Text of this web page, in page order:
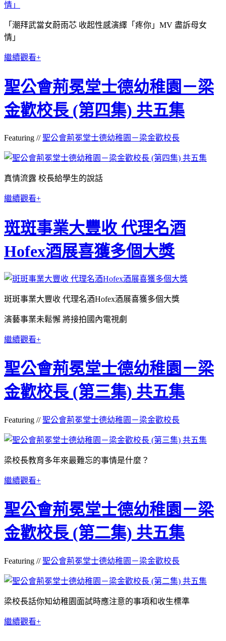
「潮拜武當女蔚雨芯 收起性感演繹「疼你」MV 盡訴母女
情」
繼續觀看+
聖公會荊冕堂士德幼稚園－梁
金歡校長 (第四集) 共五集
Featuring //聖公會荊冕堂士德幼稚園－梁金歡校長
真情流露 校長給學生的說話
繼續觀看+
斑斑事業大豐收 代理名酒
Hofex酒展喜獲多個大獎
斑斑事業大豐收 代理名酒Hofex酒展喜獲多個大獎
演藝事業未鬆懈 將接拍國內電視劇
繼續觀看+
聖公會荊冕堂士德幼稚園－梁
金歡校長 (第三集) 共五集
Featuring //聖公會荊冕堂士德幼稚園－梁金歡校長
梁校長教育多年來最難忘的事情是什麼？
繼續觀看+
聖公會荊冕堂士德幼稚園－梁
金歡校長 (第二集) 共五集
Featuring //聖公會荊冕堂士德幼稚園－梁金歡校長
梁校長話你知幼稚園面試時應注意的事項和收生標準
繼續觀看+